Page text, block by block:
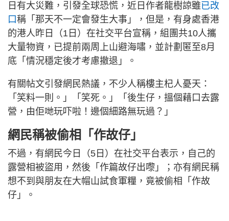
日有大災難，引發全球恐慌，近日作者龍樹諒雖已改
口稱「那天不一定會發生大事」，但是，有身處香港
的港人昨日（1日）在社交平台宣稱，組團共10人攜
大量物資，已提前兩周上山避海嘯，並計劃匿至8月
底「情況穩定後才考慮撤退」。
有關帖文引發網民熱議，不少人稱樓主杞人憂天：
「笑料一則。」「笑死。」「後生仔，搵個藉口去露
營，由佢哋玩吓啦！邊個細路無玩過？」
網民稱被偷相「作故仔」
不過，有網民今日（5日）在社交平台表示，自己的
露營相被盜用，然後「作篇故仔出嚟」；亦有網民稱
想不到與朋友在大帽山試食軍糧，竟被偷相「作故
仔」。